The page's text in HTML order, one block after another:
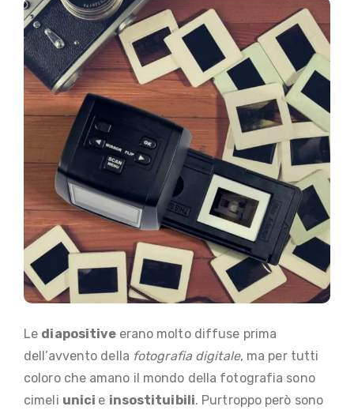
Le diapositive erano molto diffuse prima
dell’avvento della fotografia digitale, ma per tutti
coloro che amano il mondo della fotografia sono
cimeli unici e insostituibili. Purtroppo però sono